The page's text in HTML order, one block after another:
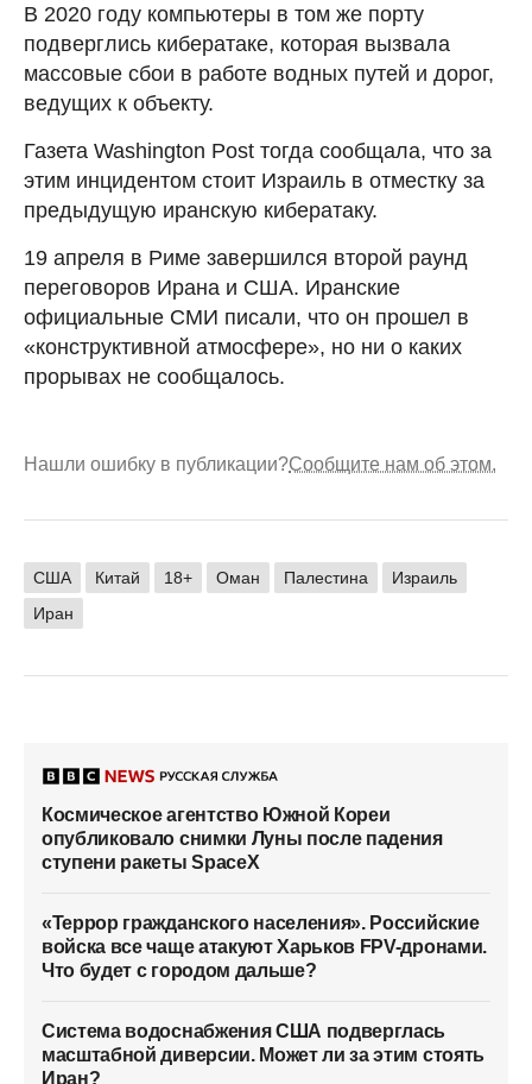
В 2020 году компьютеры в том же порту
подверглись кибератаке, которая вызвала
массовые сбои в работе водных путей и дорог,
ведущих к объекту.
Газета Washington Post тогда сообщала, что за
этим инцидентом стоит Израиль в отместку за
предыдущую иранскую кибератаку.
19 апреля в Риме завершился второй раунд
переговоров Ирана и США. Иранские
официальные СМИ писали, что он прошел в
«конструктивной атмосфере», но ни о каких
прорывах не сообщалось.
Нашли ошибку в публикации?Сообщите нам об этом.
США Китай 18+ Оман Палестина
Израиль
Иран
Космическое агентство Южной Кореи
опубликовало снимки Луны после падения
ступени ракеты SpaceX
«Террор гражданского населения». Российские
войска все чаще атакуют Харьков FPV-дронами.
Что будет с городом дальше?
Система водоснабжения США подверглась
масштабной диверсии. Может ли за этим стоять
Иран?